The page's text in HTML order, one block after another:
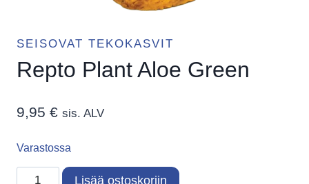
SEISOVAT TEKOKASVIT
Repto Plant Aloe Green
9,95 € sis. ALV
Varastossa
Repto
Lisää ostoskoriin